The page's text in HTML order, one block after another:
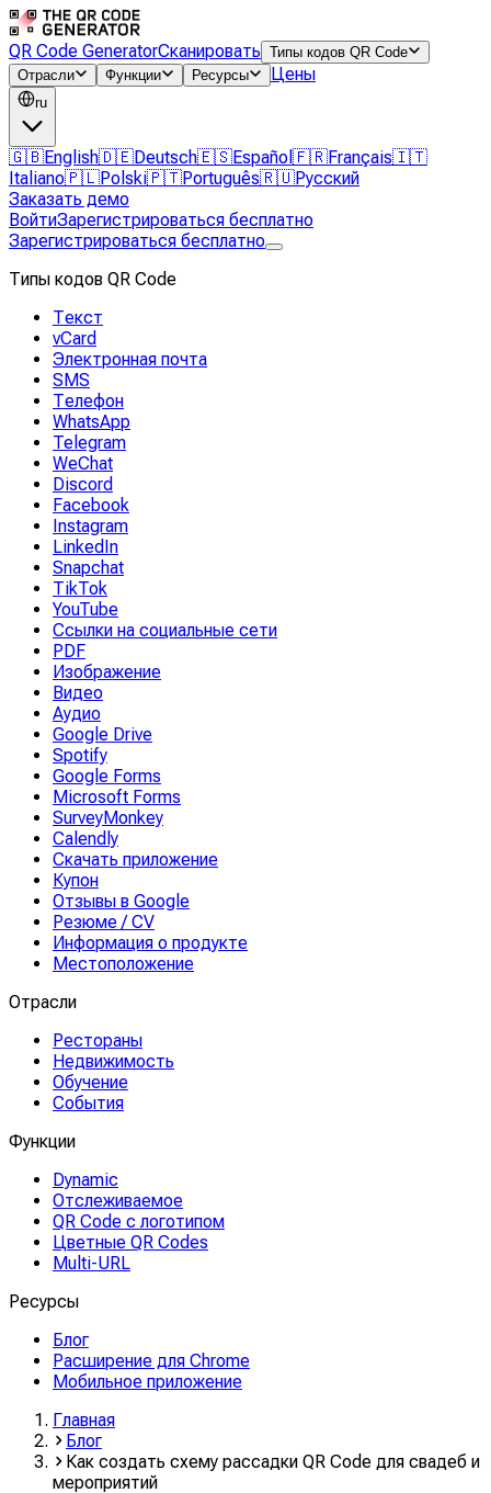
QR Code GeneratorСканировать Типы кодов QR Code
Отрасли
Функции Ресурсы Цены
ru
🇬🇧English🇩🇪Deutsch🇪🇸Español 🇫🇷Français🇮🇹
Italiano🇵🇱Polski🇵🇹Português🇷🇺Русский
Заказать демо
ВойтиЗарегистрироваться бесплатно
Зарегистрироваться бесплатно
Типы кодов QR Code
Текст
vCard
Электронная почта
SMS
Телефон
WhatsApp
Telegram
WeChat
Discord
Facebook
Instagram
LinkedIn
Snapchat
TikTok
YouTube
Ссылки на социальные сети
PDF
Изображение
Видео
Аудио
Google Drive
Spotify
Google Forms
Microsoft Forms
SurveyMonkey
Calendly
Скачать приложение
Купон
Отзывы в Google
Резюме / CV
Информация о продукте
Местоположение
Отрасли
Рестораны
Недвижимость
Обучение
События
Функции
Dynamic
Отслеживаемое
QR Code с логотипом
Цветные QR Codes
Multi-URL
Ресурсы
Блог
Расширение для Chrome
Мобильное приложение
Главная
Блог
Как создать схему рассадки QR Code для свадеб и
мероприятий